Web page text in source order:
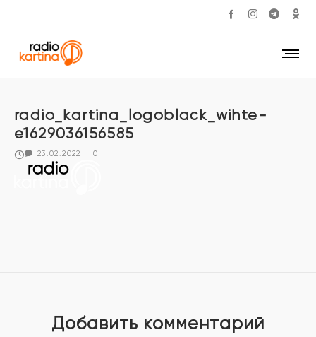
radio_kartina_logoblack_wihte-
e1629036156585
23.02.2022 0
Добавить комментарий